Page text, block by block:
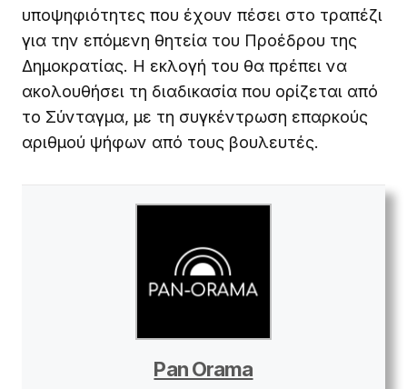
υποψηφιότητες που έχουν πέσει στο τραπέζι
για την επόμενη θητεία του Προέδρου της
Δημοκρατίας. Η εκλογή του θα πρέπει να
ακολουθήσει τη διαδικασία που ορίζεται από
το Σύνταγμα, με τη συγκέντρωση επαρκούς
αριθμού ψήφων από τους βουλευτές.
Pan Orama